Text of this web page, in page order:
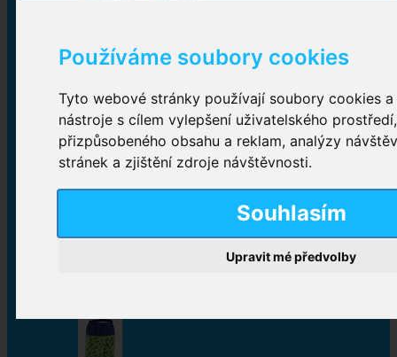
Používáme soubory cookies
Tyto webové stránky používají soubory cookies
nástroje s cílem vylepšení uživatelského
přizpůsobeného obsahu a reklam, analýzy
stránek a zjištění zdroje návštěvnosti.
Souhlasím
Upravit mé předvolby
Inkontinenční kalhotky
Plenkové kalhotky navlékací,Plenkové kalhotky
zalepovací,Inkontinenční kalhotky dámské
Inkontinenční vložky